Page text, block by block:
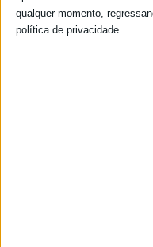
qualquer momento,
política de privacidade.
Podcast - espaco
Podcast - espaco
Podcast - espaco